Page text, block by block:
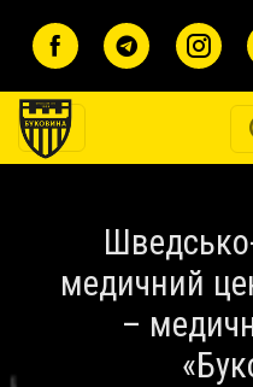
медичний
–